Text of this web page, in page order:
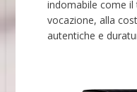
indomabile come
vocazione, alla
autentiche e